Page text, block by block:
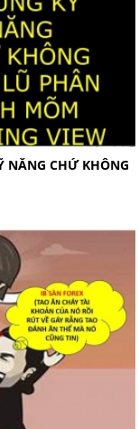
NĂNG CHỨ KHÔNG